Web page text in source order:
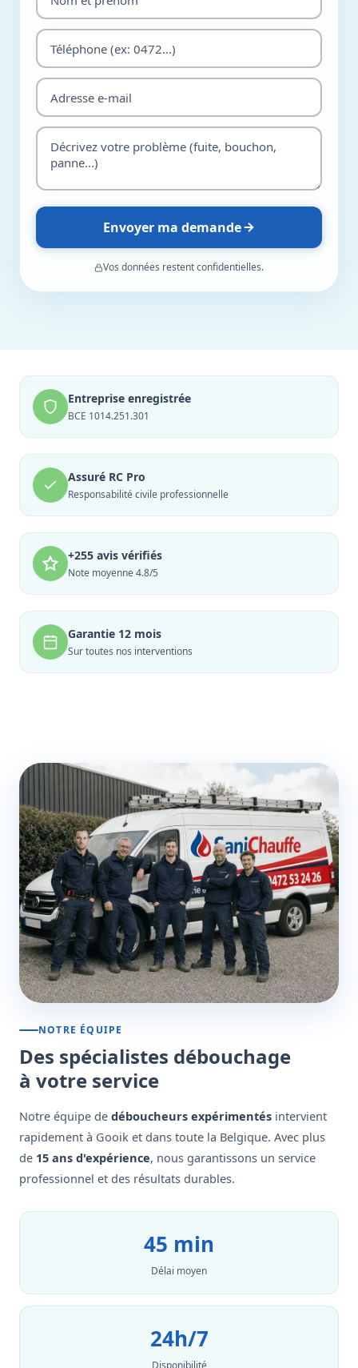
Envoyer ma demande
Vos données restent confidentielles.
Entreprise enregistrée
BCE 1014.251.301
Assuré RC Pro
Responsabilité civile professionnelle
+255 avis vérifiés
Note moyenne 4.8/5
Garantie 12 mois
Sur toutes nos interventions
NOTRE ÉQUIPE
Des spécialistes débouchage
à votre service
Notre équipe de déboucheurs expérimentés intervient
rapidement à Gooik et dans toute la Belgique. Avec plus
de 15 ans d'expérience, nous garantissons un service
professionnel et des résultats durables.
45 min
Délai moyen
24h/7
Disponibilité